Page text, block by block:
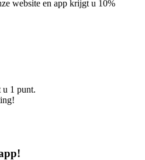
website en app krijgt u 10%
u 1 punt.